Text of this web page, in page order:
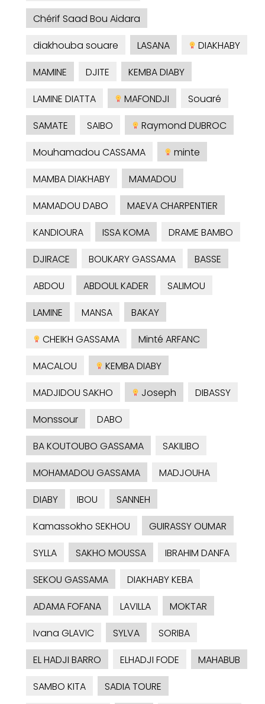
Chérif Saad Bou Aidara
diakhouba souare
LASANA
DIAKHABY
MAMINE
DJITE
KEMBA DIABY
LAMINE DIATTA
MAFONDJI
Souaré
SAMATE
SAIBO
Raymond DUBROC
Mouhamadou CASSAMA
minte
MAMBA DIAKHABY
MAMADOU
MAMADOU DABO
MAEVA CHARPENTIER
KANDIOURA
ISSA KOMA
DRAME BAMBO
DJIRACE
BOUKARY GASSAMA
BASSE
ABDOU
ABDOUL KADER
SALIMOU
LAMINE
MANSA
BAKAY
CHEIKH GASSAMA
Minté ARFANC
MACALOU
KEMBA DIABY
MADJIDOU SAKHO
Joseph
DIBASSY
Monssour
DABO
BA KOUTOUBO GASSAMA
SAKILIBO
MOHAMADOU GASSAMA
MADJOUHA
DIABY
IBOU
SANNEH
Kamassokho SEKHOU
GUIRASSY OUMAR
SYLLA
SAKHO MOUSSA
IBRAHIM DANFA
SEKOU GASSAMA
DIAKHABY KEBA
ADAMA FOFANA
LAVILLA
MOKTAR
Ivana GLAVIC
SYLVA
SORIBA
EL HADJI BARRO
ELHADJI FODE
MAHABUB
SAMBO KITA
SADIA TOURE